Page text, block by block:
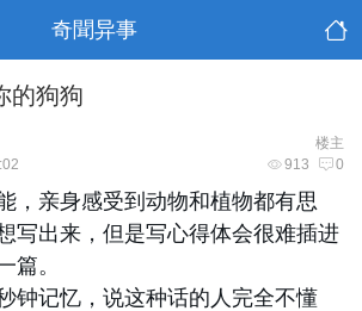
奇聞异事
的狗狗
楼主
913 0
，亲身感受到动物和植物都有思
写出来，但是写心得体会很难插进
篇。
钟记忆，说这种话的人完全不懂